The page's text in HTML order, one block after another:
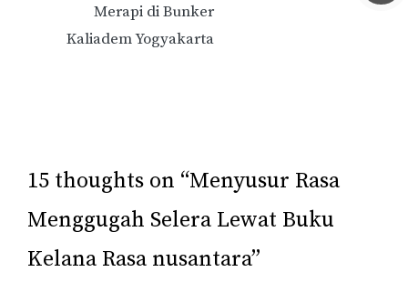
Merapi di Bunker
Kaliadem Yogyakarta
15 thoughts on “Menyusur Rasa
Menggugah Selera Lewat Buku
Kelana Rasa nusantara”